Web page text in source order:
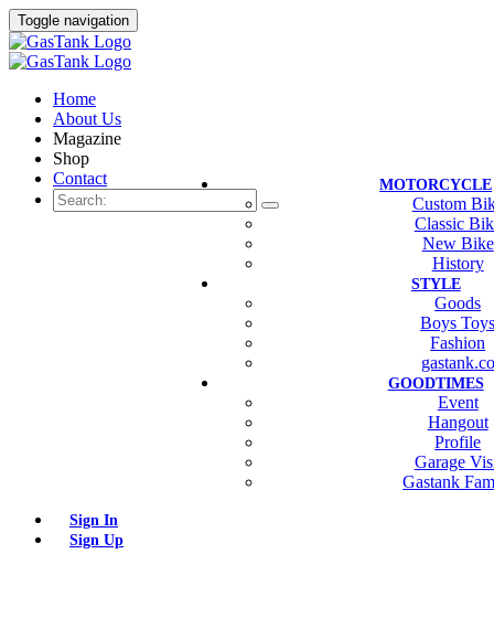
Toggle navigation
Home
About Us
Magazine
Shop
Contact
MOTORCYCLE
Custom
Classic
New Bike
History
STYLE
Goods
Boys
Fashion
gastank.co
GOODTIMES
Event
Hangout
Profile
Garage
Gastank
Sign In
Sign Up